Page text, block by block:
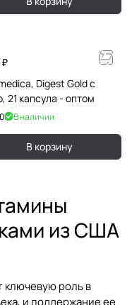
₽
Digest Gold с
21 капсула - оптом
0 В наличии
В корзину
из США
ключевую роль в
и поддержание ее